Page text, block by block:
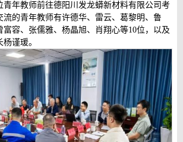
青年教师前往德阳川发龙蟒新材料有限公司考
流的青年教师有许德华、雷云、葛黎明、鲁
富容、张儒雅、杨晶旭、肖翔心等10位，以及
谨瑗。